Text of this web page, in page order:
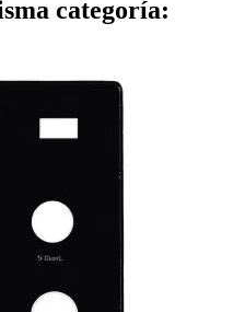
categoría: